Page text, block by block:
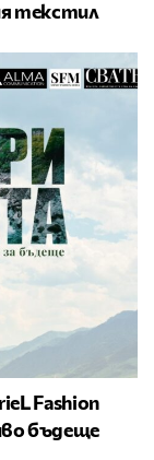
текстил
Fashion
бъдеще